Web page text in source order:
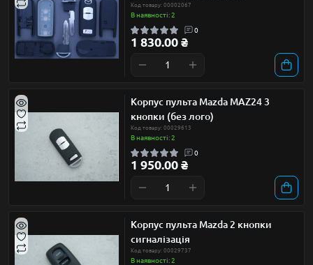
Код товару: 00002067
В наявності: 2
0
1 830.00 ₴
Корпус пульта Mazda MAZ24 3
кнопки (без лого)
Код товару: 00029613
В наявності: 2
0
1 950.00 ₴
Корпус пульта Mazda 2 кнопки
сигналізація
Код товару: 00029737
В наявності: 2